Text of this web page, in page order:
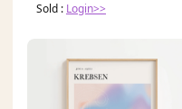
Sold : Login>>